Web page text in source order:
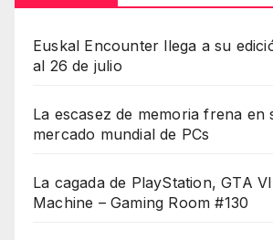
Euskal Encounter llega a su
al 26 de julio
La escasez de memoria frena en
mercado mundial de PCs
La cagada de PlayStation, GTA
Machine – Gaming Room #130